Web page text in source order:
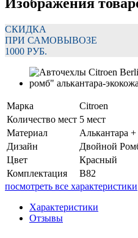
Изображения
СКИДКА
ПРИ САМОВЫВОЗЕ
1000 РУБ.
Марка
Citroen
Количество мест 5 мест
Материал
Алькантара
Дизайн
Двойной
Цвет
Красный
Комплектация
B82
посмотреть все характеристики
Характеристики
Отзывы